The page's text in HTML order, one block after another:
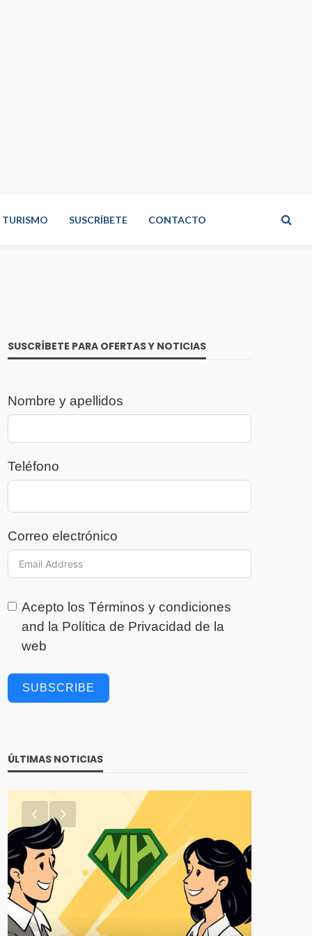
TURISMO SUSCRÍBETE CONTACTO
SUSCRÍBETE PARA OFERTAS Y NOTICIAS
Nombre y apellidos
Teléfono
Correo electrónico
Acepto los Términos y condiciones
and la Política de Privacidad de la
web
SUBSCRIBE
ÚLTIMAS NOTICIAS